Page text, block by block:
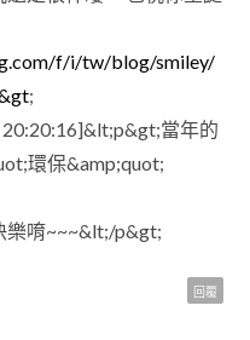
f/i/tw/blog/smiley/
;
當年的
環保&amp;quot;
唷~~~&lt;/p&gt;
回覆